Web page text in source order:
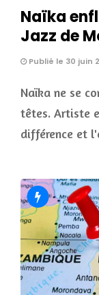
Naïka
Jazz de
Publié le 30 juin
Naïka ne se
têtes. Artiste
différence et